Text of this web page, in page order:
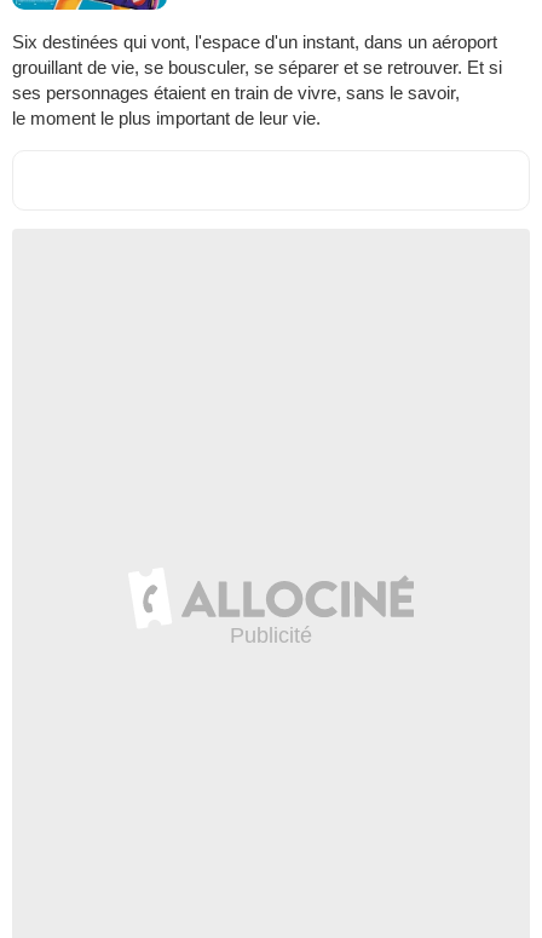
Six destinées qui vont, l'espace d'un instant, dans un aéroport
grouillant de vie, se bousculer, se séparer et se retrouver. Et si
ses personnages étaient en train de vivre, sans le savoir,
le moment le plus important de leur vie.